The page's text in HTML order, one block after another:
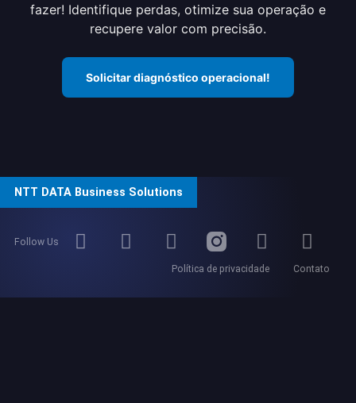
fazer! Identifique perdas, otimize sua operação e
recupere valor com precisão.
Solicitar diagnóstico operacional!
NTT DATA Business Solutions
Follow Us
Política de privacidade Contato